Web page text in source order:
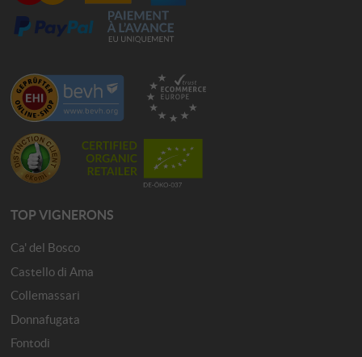
TOP VIGNERONS
Ca' del Bosco
Castello di Ama
Collemassari
Donnafugata
Fontodi